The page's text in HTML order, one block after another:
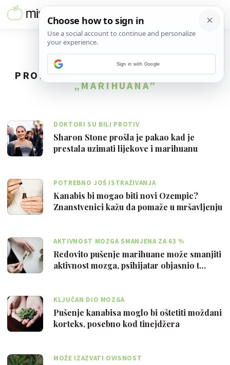
PRONAĐENO23REZULTATA ZA TAG
„MARIHUANA”
DOKTORI SU BILI PROTIV
Sharon Stone prošla je pakao kad je
prestala uzimati lijekove i marihuanu
POTREBNO JOŠ ISTRAŽIVANJA
Kanabis bi mogao biti novi Ozempic?
Znanstvenici kažu da pomaže u mršavljenju
AKTIVNOST MOZGA SMANJENA ZA 63 %
Redovito pušenje marihuane može smanjiti
aktivnost mozga, psihijatar objasnio t…
KLJUČAN DIO MOZGA
Pušenje kanabisa moglo bi oštetiti moždani
korteks, posebno kod tinejdžera
MOŽE IZAZVATI OVISNOST
Sign in with Google